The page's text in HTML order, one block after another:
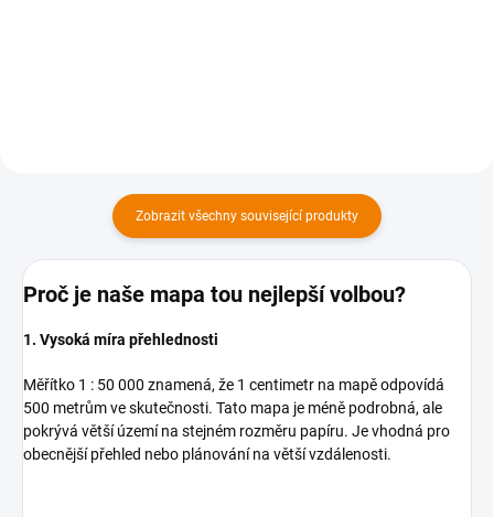
Zobrazit všechny související produkty
Proč je naše mapa tou nejlepší volbou?
1. Vysoká míra přehlednosti
Měřítko 1 : 50 000 znamená, že 1 centimetr na mapě odpovídá
500 metrům ve skutečnosti. Tato mapa je méně podrobná, ale
pokrývá větší území na stejném rozměru papíru. Je vhodná pro
obecnější přehled nebo plánování na větší vzdálenosti.